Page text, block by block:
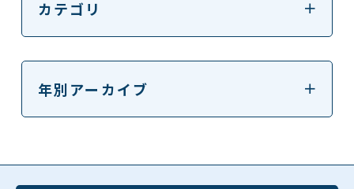
カテゴリ
年別アーカイブ